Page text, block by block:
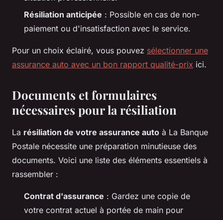
Résiliation anticipée : Possible en cas de non-
paiement ou d'insatisfaction avec le service.
Pour un choix éclairé, vous pouvez sélectionner une
assurance auto avec un bon rapport qualité-prix ici.
Documents et formulaires
nécessaires pour la résiliation
La résiliation de votre assurance auto à La Banque
Postale nécessite une préparation minutieuse des
documents. Voici une liste des éléments essentiels à
rassembler :
Contrat d'assurance : Gardez une copie de
votre contrat actuel à portée de main pour